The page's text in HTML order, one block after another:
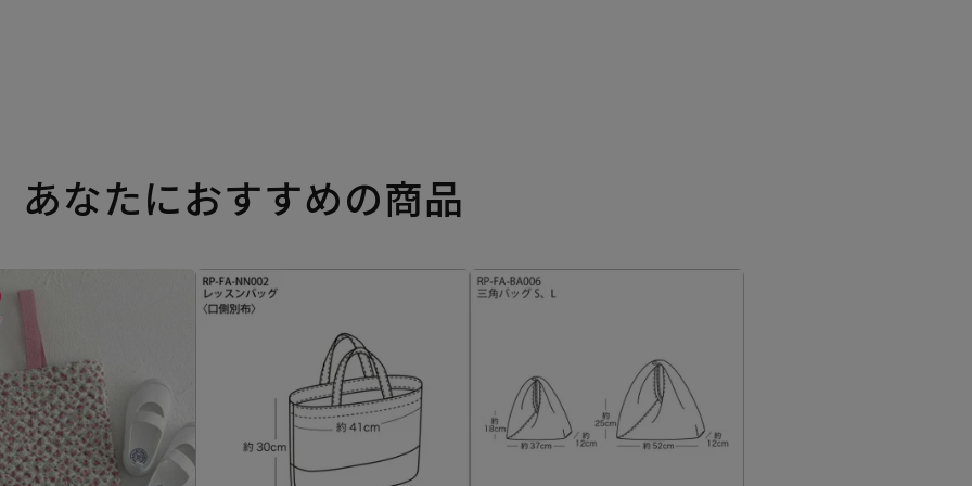
あなたにおすすめの商品